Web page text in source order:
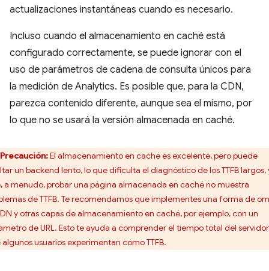
actualizaciones instantáneas cuando es necesario.
Incluso cuando el almacenamiento en caché está
configurado correctamente, se puede ignorar con el
uso de parámetros de cadena de consulta únicos para
la medición de Analytics. Es posible que, para la CDN,
parezca contenido diferente, aunque sea el mismo, por
lo que no se usará la versión almacenada en caché.
Precaución:El almacenamiento en caché es excelente, pero puede
un backend lento, lo que dificulta el diagnóstico de los TTFB largos,
a menudo, probar una página almacenada en caché no muestra
de TTFB. Te recomendamos que implementes una forma de
y otras capas de almacenamiento en caché, por ejemplo, con un
de URL. Esto te ayuda a comprender el tiempo total del servidor
usuarios experimentan como TTFB.